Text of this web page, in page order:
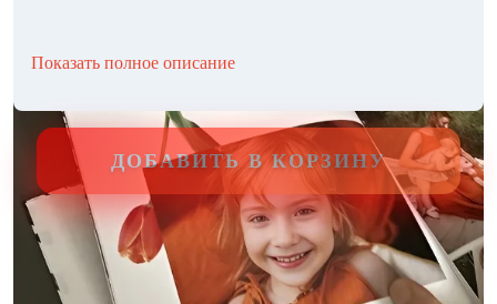
Показать полное описание
ДОБАВИТЬ В КОРЗИНУ